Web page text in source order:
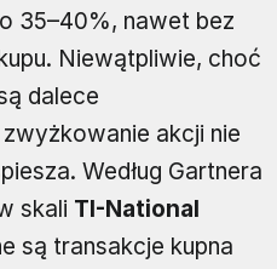
35–40%, nawet bez
Niewątpliwie, choć
dalece
akcji nie
Według Gartnera
skali TI-National
są transakcje kupna